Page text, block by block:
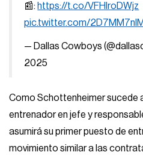
📰: https://t.co/VFHlroDWjz
pic.twitter.com/
— Dallas Cowboys
2025
Como Schottenheimer sucede
entrenador en jefe y
asumirá su primer puesto de
movimiento similar a las